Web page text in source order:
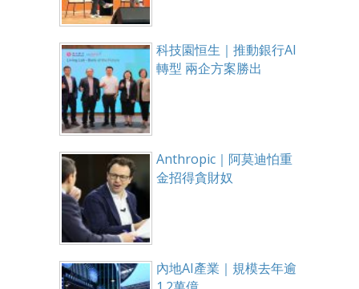
科技園恒生｜推動銀行AI
轉型 兩企方案勝出
Anthropic｜阿莫迪怕重
金招得貪財奴
內地AI產業｜規模去年逾